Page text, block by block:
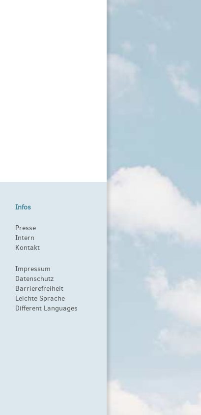
Infos
Presse
Intern
Kontakt
Impressum
Datenschutz
Barrierefreiheit
Leichte Sprache
Different Languages